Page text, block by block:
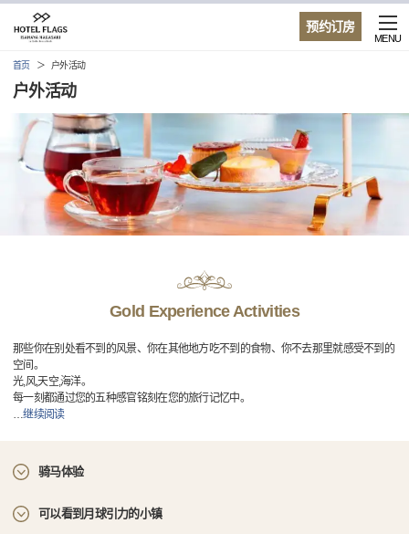
预约订房
MENU
首页 户外活动
户外活动
Gold Experience Activities
那些你在别处看不到的风景、你在其他地方吃不到的食物、你不去那里就感受不到的
空间。
光,风,天空,海洋。
每一刻都通过您的五种感官铭刻在您的旅行记忆中。
…继续阅读
骑马体验
可以看到月球引力的小镇